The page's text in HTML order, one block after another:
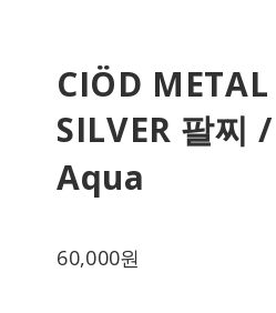
CIÖD METAL
SILVER 팔찌 /
Aqua
60,000원